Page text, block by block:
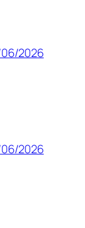
2026
2026